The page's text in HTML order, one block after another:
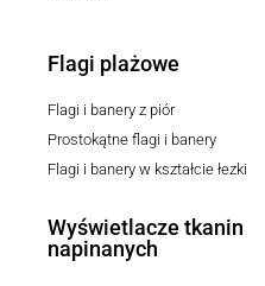
Flagi plażowe
Flagi i banery z piór
Prostokątne flagi i banery
Flagi i banery w kształcie łezki
Wyświetlacze tkanin
napinanych